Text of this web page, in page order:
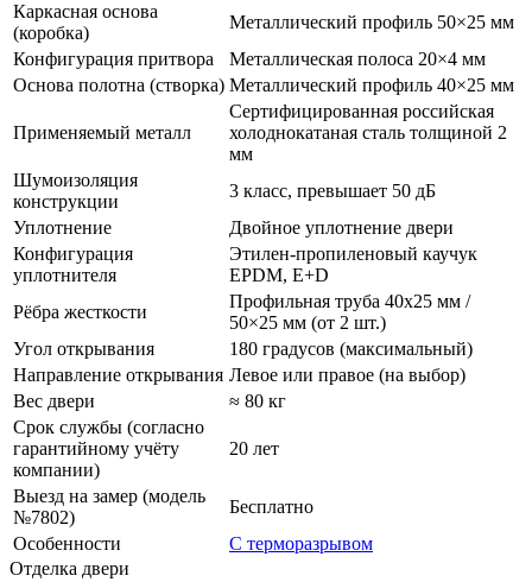
Каркасная основа
(коробка)
Металлический профиль 50×25 мм
Конфигурация притвора
Металлическая полоса 20×4 мм
Основа полотна (створка) Металлический профиль 40×25 мм
Применяемый металл
Сертифицированная российская
холоднокатаная сталь толщиной 2
мм
Шумоизоляция
конструкции
3 класс, превышает 50 дБ
Уплотнение
Двойное уплотнение двери
Конфигурация
уплотнителя
Этилен-пропиленовый каучук
EPDM, E+D
Рёбра жесткости
Профильная труба 40х25 мм /
50×25 мм (от 2 шт.)
Угол открывания
180 градусов (максимальный)
Направление открывания Левое или правое (на выбор)
Вес двери
≈ 80 кг
Срок службы (согласно
гарантийному учёту
компании)
20 лет
Выезд на замер (модель
№7802)
Бесплатно
Особенности
С терморазрывом
Отделка двери